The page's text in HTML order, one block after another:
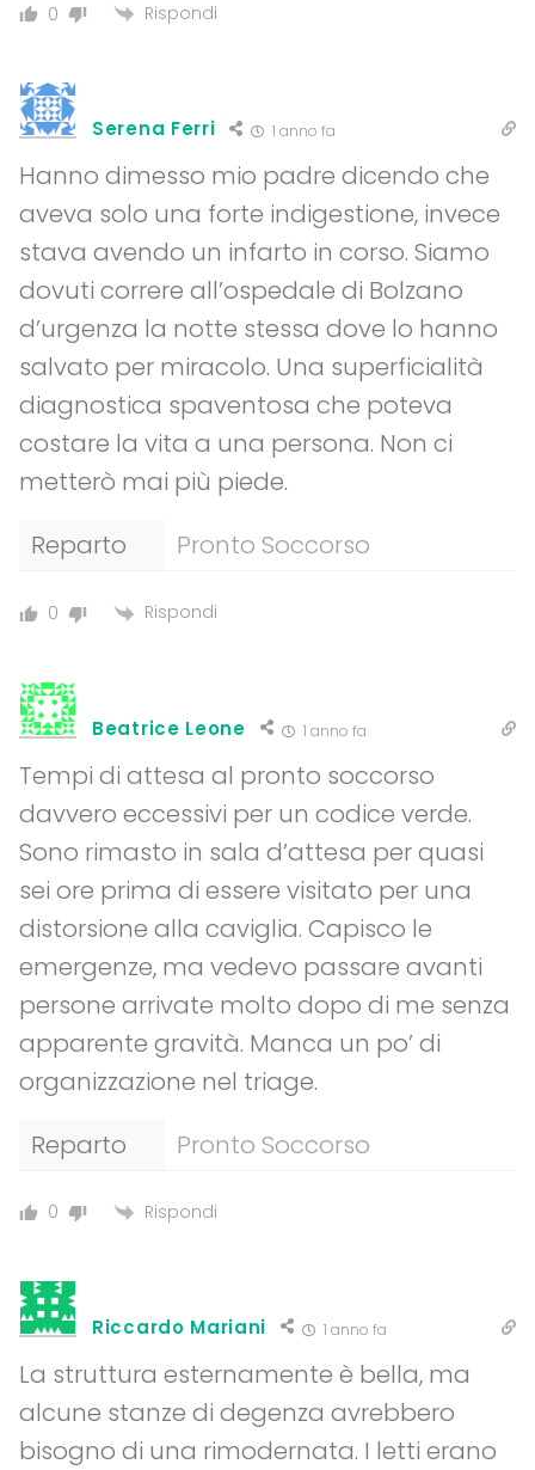
0 Rispondi
Serena Ferri 1 anno fa
Hanno dimesso mio padre dicendo che
aveva solo una forte indigestione, invece
stava avendo un infarto in corso. Siamo
dovuti correre all’ospedale di Bolzano
d’urgenza la notte stessa dove lo hanno
salvato per miracolo. Una superficialità
diagnostica spaventosa che poteva
costare la vita a una persona. Non ci
metterò mai più piede.
Reparto
Pronto Soccorso
0 Rispondi
Beatrice Leone 1 anno fa
Tempi di attesa al pronto soccorso
davvero eccessivi per un codice verde.
Sono rimasto in sala d’attesa per quasi
sei ore prima di essere visitato per una
distorsione alla caviglia. Capisco le
emergenze, ma vedevo passare avanti
persone arrivate molto dopo di me senza
apparente gravità. Manca un po’ di
organizzazione nel triage.
Reparto
Pronto Soccorso
0 Rispondi
Riccardo Mariani 1 anno fa
La struttura esternamente è bella, ma
alcune stanze di degenza avrebbero
bisogno di una rimodernata. I letti erano